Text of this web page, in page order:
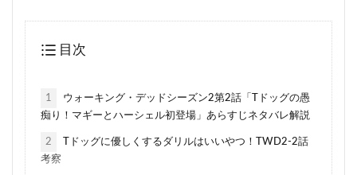
目次
1
ウォーキング・デッドシーズン2第2話「Tドッグの愚
痴り！マギーとハーシェル初登場」あらすじネタバレ解説
2
Tドッグに優しくするダリルはいいやつ！TWD2-2話
考察